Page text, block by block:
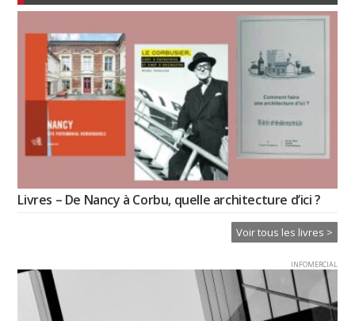
Livres – De Nancy à Corbu, quelle architecture d’ici ?
Voir tous les livres >
INFOMERCIAL